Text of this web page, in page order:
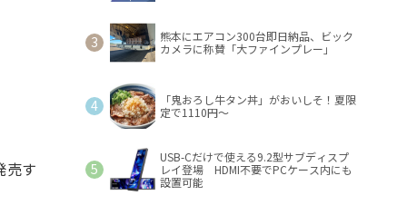
売す
熊本にエアコン300台即日納品、ビック
カメラに称賛「大ファインプレー」
「鬼おろし牛タン丼」がおいしそ！夏限
定で1110円～
USB-Cだけで使える9.2型サブディスプ
レイ登場 HDMI不要でPCケース内にも
設置可能